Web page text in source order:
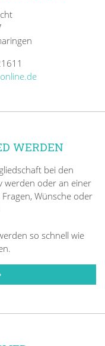
WERDEN
bei den
werden oder an einer
Wünsche oder
so schnell wie